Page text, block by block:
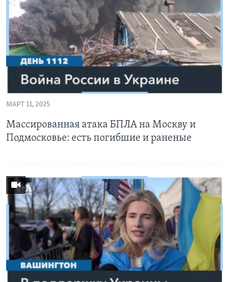
Learning English
СОЦИАЛЬНЫЕ СЕТИ
Языки
МАРТ 11, 2025
Массированная атака БПЛА на Москву и
Подмосковье: есть погибшие и раненые